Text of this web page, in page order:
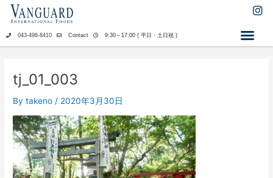
ス
I
043-498-8410 Contact 9:30～17:00 ( 平日・土日祝 )
tj_01_003
Bytakeno / 2020年3月30日